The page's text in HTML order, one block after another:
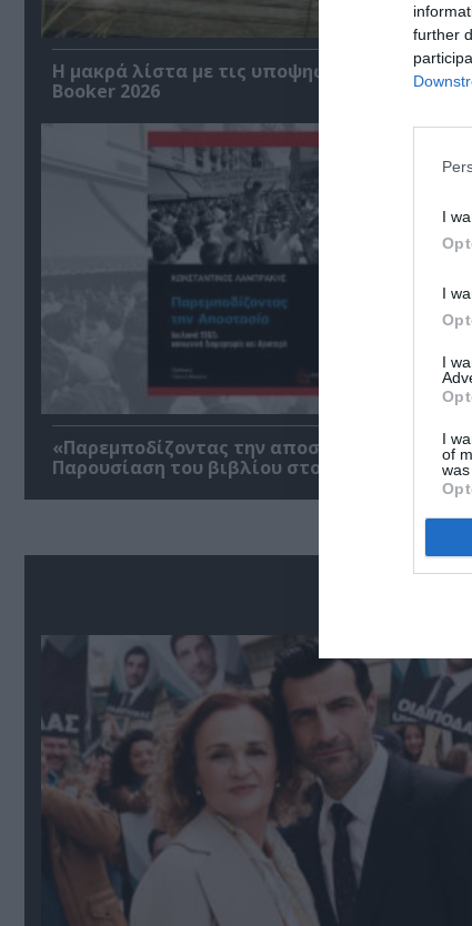
further
I
I
I
I
of
was
Η μακρά λίστα με τις υποψηφιότητες για το
Booker 2026
«Παρεμποδίζοντας την αποστασία, Ιουλιανά
Παρουσίαση του βιβλίου στο Μεταξουργείο